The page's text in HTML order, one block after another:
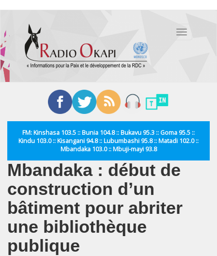
contenu
principal
Toggle
FM: Kinshasa 103.5 :: Bunia 104.8 :: Bukavu 95.3 :: Goma 95.5 ::
Kindu 103.0 :: Kisangani 94.8 :: Lubumbashi 95.8 :: Matadi 102.0 ::
Mbandaka 103.0 :: Mbuji-mayi 93.8
Mbandaka : début de
construction d’un
bâtiment pour abriter
une bibliothèque
publique